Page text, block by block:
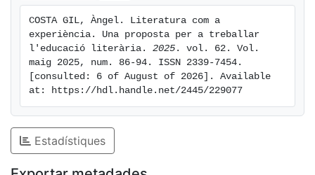
COSTA GIL, Àngel. Literatura com a
experiència. Una proposta per a treballar
l'educació literària. 2025 . vol. 62. Vol.
maig 2025, num. 86-94. ISSN 2339-7454.
[consulted: 6 of August of 2026]. Available
at: https://hdl.handle.net/2445/229077
Estadístiques